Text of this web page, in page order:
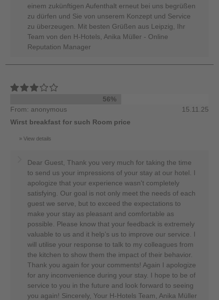
einem zukünftigen Aufenthalt erneut bei uns begrüßen
zu dürfen und Sie von unserem Konzept und Service
zu überzeugen. Mit besten Grüßen aus Leipzig, Ihr
Team von den H-Hotels, Anika Müller - Online
Reputation Manager
56%
From: anonymous
15.11.25
Wirst breakfast for such Room price
View details
Dear Guest, Thank you very much for taking the time
to send us your impressions of your stay at our hotel. I
apologize that your experience wasn't completely
satisfying. Our goal is not only meet the needs of each
guest we serve, but to exceed the expectations to
make your stay as pleasant and comfortable as
possible. Please know that your feedback is extremely
valuable to us and it help’s us to improve our service. I
will utilise your response to talk to my colleagues from
the kitchen to show them the impact of their behavior.
Thank you again for your comments! Again I apologize
for any inconvenience during your stay. I hope to be of
service to you in the future and look forward to seeing
you again! Sincerely, Your H-Hotels Team, Anika Müller